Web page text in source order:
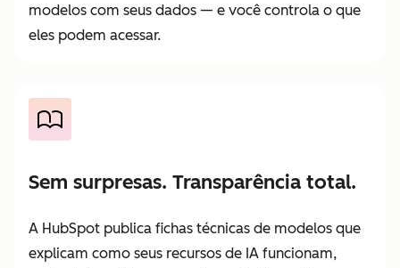
modelos com seus dados — e você controla o que
eles podem acessar.
Sem surpresas. Transparência total.
A HubSpot publica fichas técnicas de modelos que
explicam como seus recursos de IA funcionam,